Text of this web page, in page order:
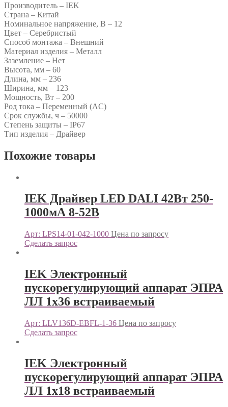
Производитель – IEK
Страна – Китай
Номинальное напряжение, В – 12
Цвет – Серебристый
Способ монтажа – Внешний
Материал изделия – Металл
Заземление – Нет
Высота, мм – 60
Длина, мм – 236
Ширина, мм – 123
Мощность, Вт – 200
Род тока – Переменный (AC)
Срок службы, ч – 50000
Степень защиты – IP67
Тип изделия – Драйвер
Похожие товары
IEK Драйвер LED DALI 42Вт 250-
1000мА 8-52В
Арт: LPS14-01-042-1000 Цена по запросу
Сделать запрос
IEK Электронный
пускорегулирующий аппарат ЭПРА
ЛЛ 1х36 встраиваемый
Арт: LLV136D-EBFL-1-36 Цена по запросу
Сделать запрос
IEK Электронный
пускорегулирующий аппарат ЭПРА
ЛЛ 1х18 встраиваемый